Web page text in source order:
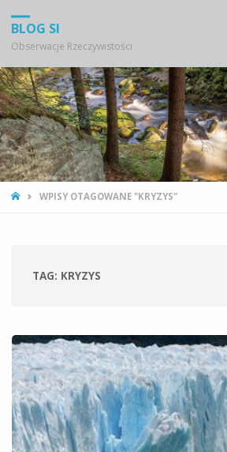
BLOG SI
Obserwacje Rzeczywistości
STRONA
WPISY OTAGOWANE "KRYZYS"
TAG: KRYZYS